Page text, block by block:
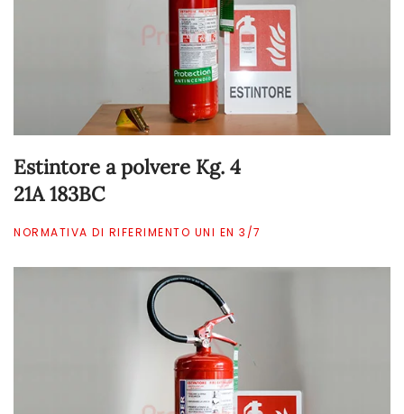
Estintore a polvere Kg. 4
21A 183BC
NORMATIVA DI RIFERIMENTO UNI EN 3/7